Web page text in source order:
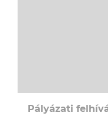
Pályázati